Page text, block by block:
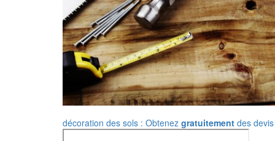
décoration des sols : Obtenez gratuitement des